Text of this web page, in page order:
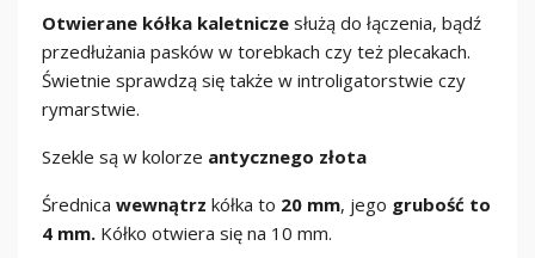
Otwierane kółka kaletnicze służą do łączenia, bądź
przedłużania pasków w torebkach czy też plecakach.
Świetnie sprawdzą się także w introligatorstwie czy
rymarstwie.
Szekle są w kolorze antycznego złota
Średnica wewnątrz kółka to 20 mm, jego grubość to
4 mm. Kółko otwiera się na 10 mm.